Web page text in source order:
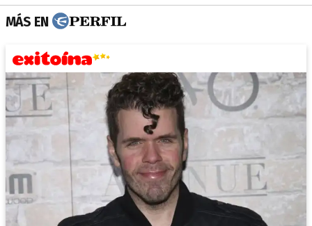
MÁS EN